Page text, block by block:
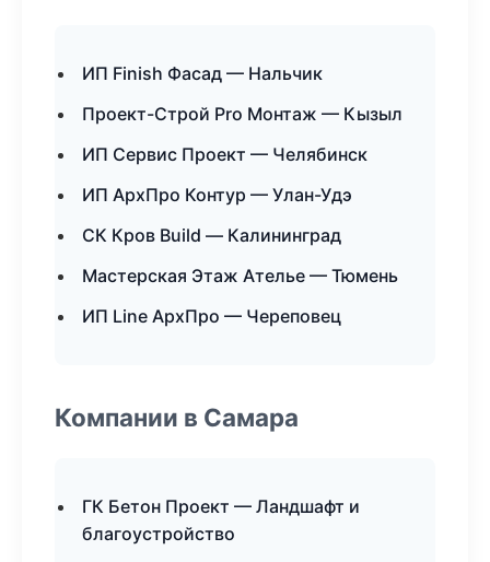
ИП Finish Фасад — Нальчик
Проект-Строй Pro Монтаж — Кызыл
ИП Сервис Проект — Челябинск
ИП АрхПро Контур — Улан-Удэ
СК Кров Build — Калининград
Мастерская Этаж Ателье — Тюмень
ИП Line АрхПро — Череповец
Компании в Самара
ГК Бетон Проект — Ландшафт и
благоустройство